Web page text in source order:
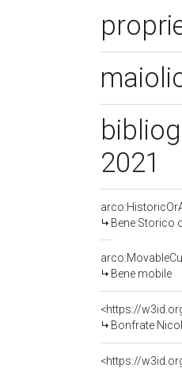
2021
Bene Storico
Bene mobile
<https://
Bonfrate
<https://